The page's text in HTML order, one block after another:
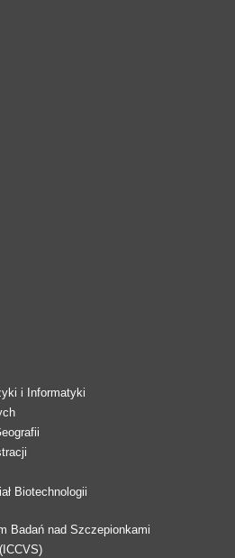
i Informatyki
Biotechnologii
Badań nad Szczepionkami